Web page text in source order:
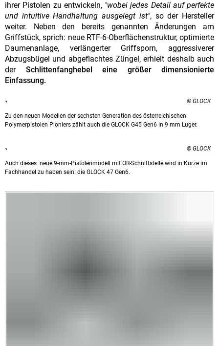
ihrer Pistolen zu entwickeln,"wobei jedes Detail auf perfekte
und intuitive Handhaltung ausgelegt ist", so der Hersteller
weiter. Neben den bereits genannten Änderungen am
Griffstück, sprich: neue RTF-6-Oberflächenstruktur, optimierte
Daumenanlage, verlängerter Griffsporn, aggressiverer
Abzugsbügel und abgeflachtes Züngel, erhielt deshalb auch
der Schlittenfanghebel eine größer dimensionierte
Einfassung.
© GLOCK
Zu den neuen Modellen der sechsten Generation des österreichischen
Polymerpistolen Pioniers zählt auch die GLOCK G45 Gen6 in 9 mm Luger.
© GLOCK
Auch dieses neue 9-mm-Pistolenmodell mit OR-Schnittstelle wird in Kürze im
Fachhandel zu haben sein: die GLOCK 47 Gen6.